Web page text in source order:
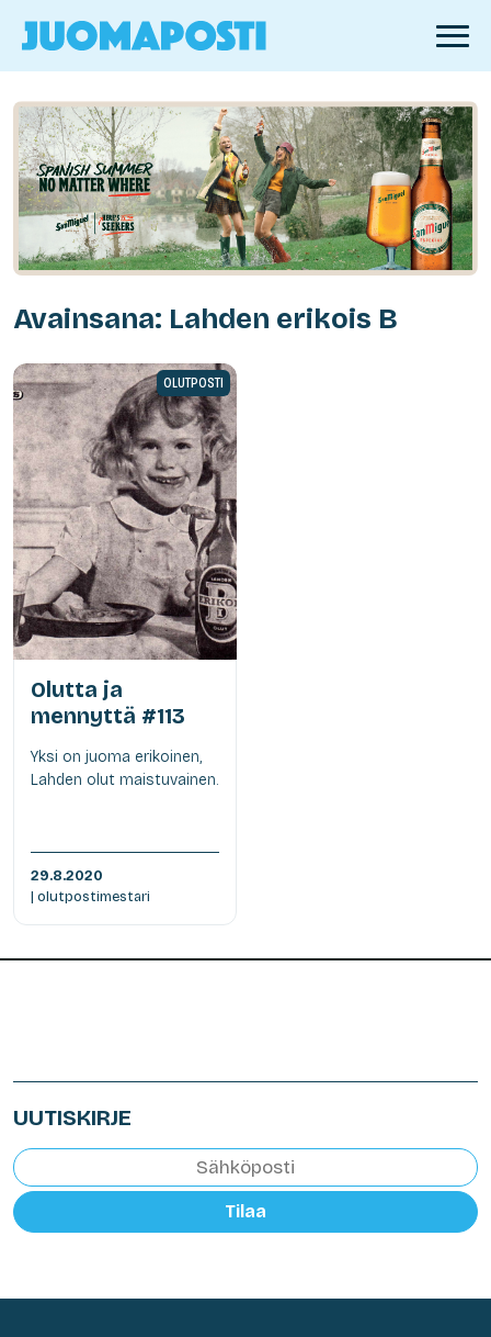
Avainsana: Lahden erikois B
OLUTPOSTI
Olutta ja
mennyttä #113
Yksi on juoma erikoinen,
Lahden olut maistuvainen.
29.8.2020
| olutpostimestari
UUTISKIRJE
Tilaa